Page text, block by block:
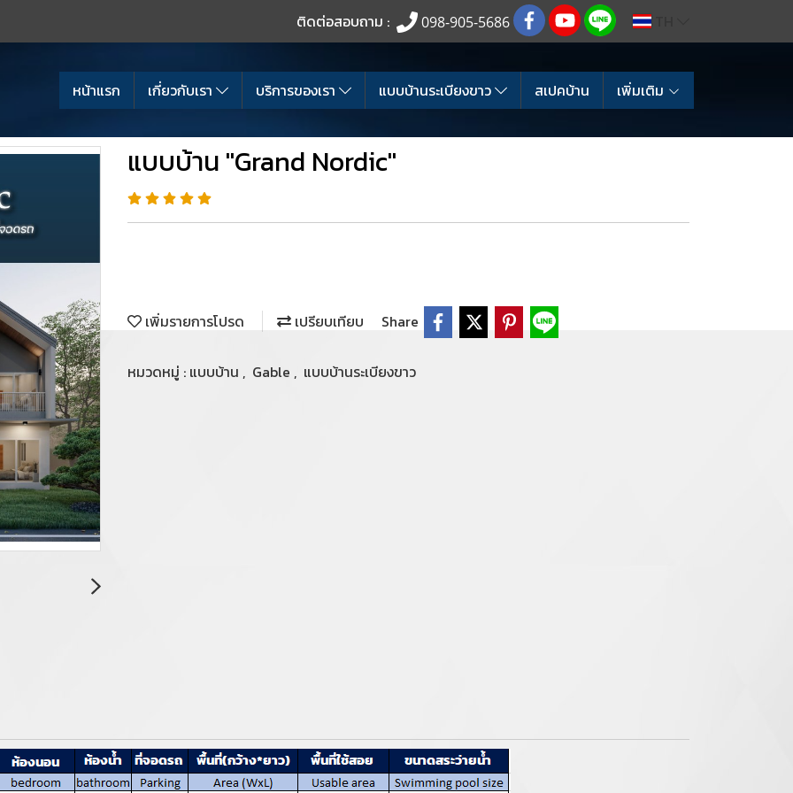
ติดต่อสอบถาม : 098-905-5686
หน้าแรก เกี่ยวกับเรา บริการของเรา แบบบ้านระเบียงขาว สเปคบ้าน เพิ่มเติม
แบบบ้าน "Grand Nordic"
เพิ่มรายการโปรด เปรียบเทียบ Share
หมวดหมู่ : แบบบ้าน , Gable , แบบบ้านระเบียงขาว